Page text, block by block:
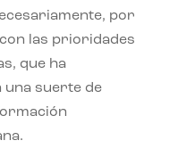
por
las prioridades
que ha
una suerte de